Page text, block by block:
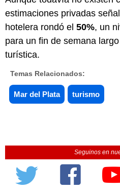
estimaciones privadas
hotelera rondó el 50%, un
para un fin de semana
turística.
Temas Relacionados:
Mar del Plata turismo
Seguinos en